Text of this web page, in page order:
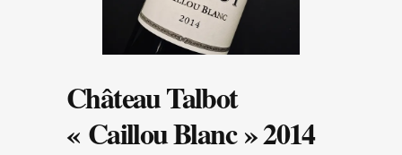
Château Talbot
« Caillou Blanc » 2014